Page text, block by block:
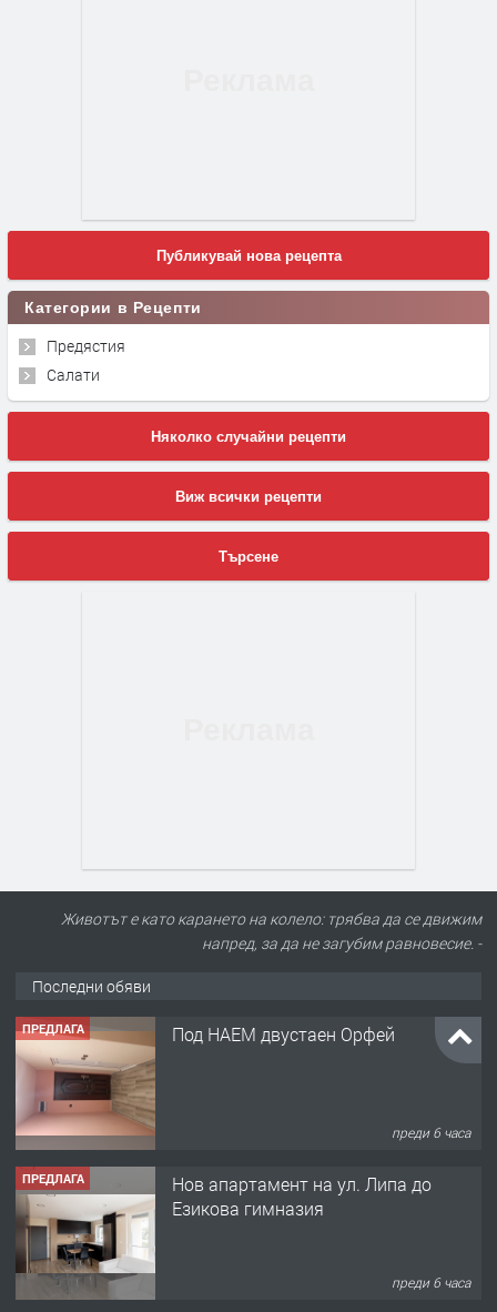
Публикувай нова рецепта
Категории в Рецепти
Предястия
Салати
Няколко случайни рецепти
Виж всички рецепти
Търсене
Животът е като карането на колело: трябва да се движим
напред, за да не загубим равновесие. -
Последни обяви
ПРЕДЛАГА Под НАЕМ двустаен Орфей
преди 6 часа
ПРЕДЛАГА
Нов апартамент на ул. Липа до
Езикова гимназия
преди 6 часа